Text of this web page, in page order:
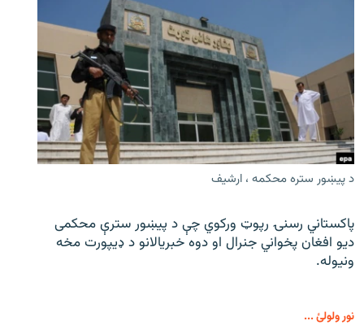
د پیښور ستره محکمه ، ارشیف
پاکستاني رسنۍ رپوټ ورکوي چې د پیښور سترې محکمی
دیو افغان پخواني جنرال او دوه خبریالانو د ډیپورت مخه
ونیوله.
نور ولولئ ...